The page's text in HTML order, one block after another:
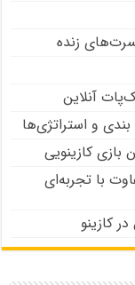
زنده
آنلاین
و استراتژی‌ها
بازی کازینویی
با تجربه‌ای